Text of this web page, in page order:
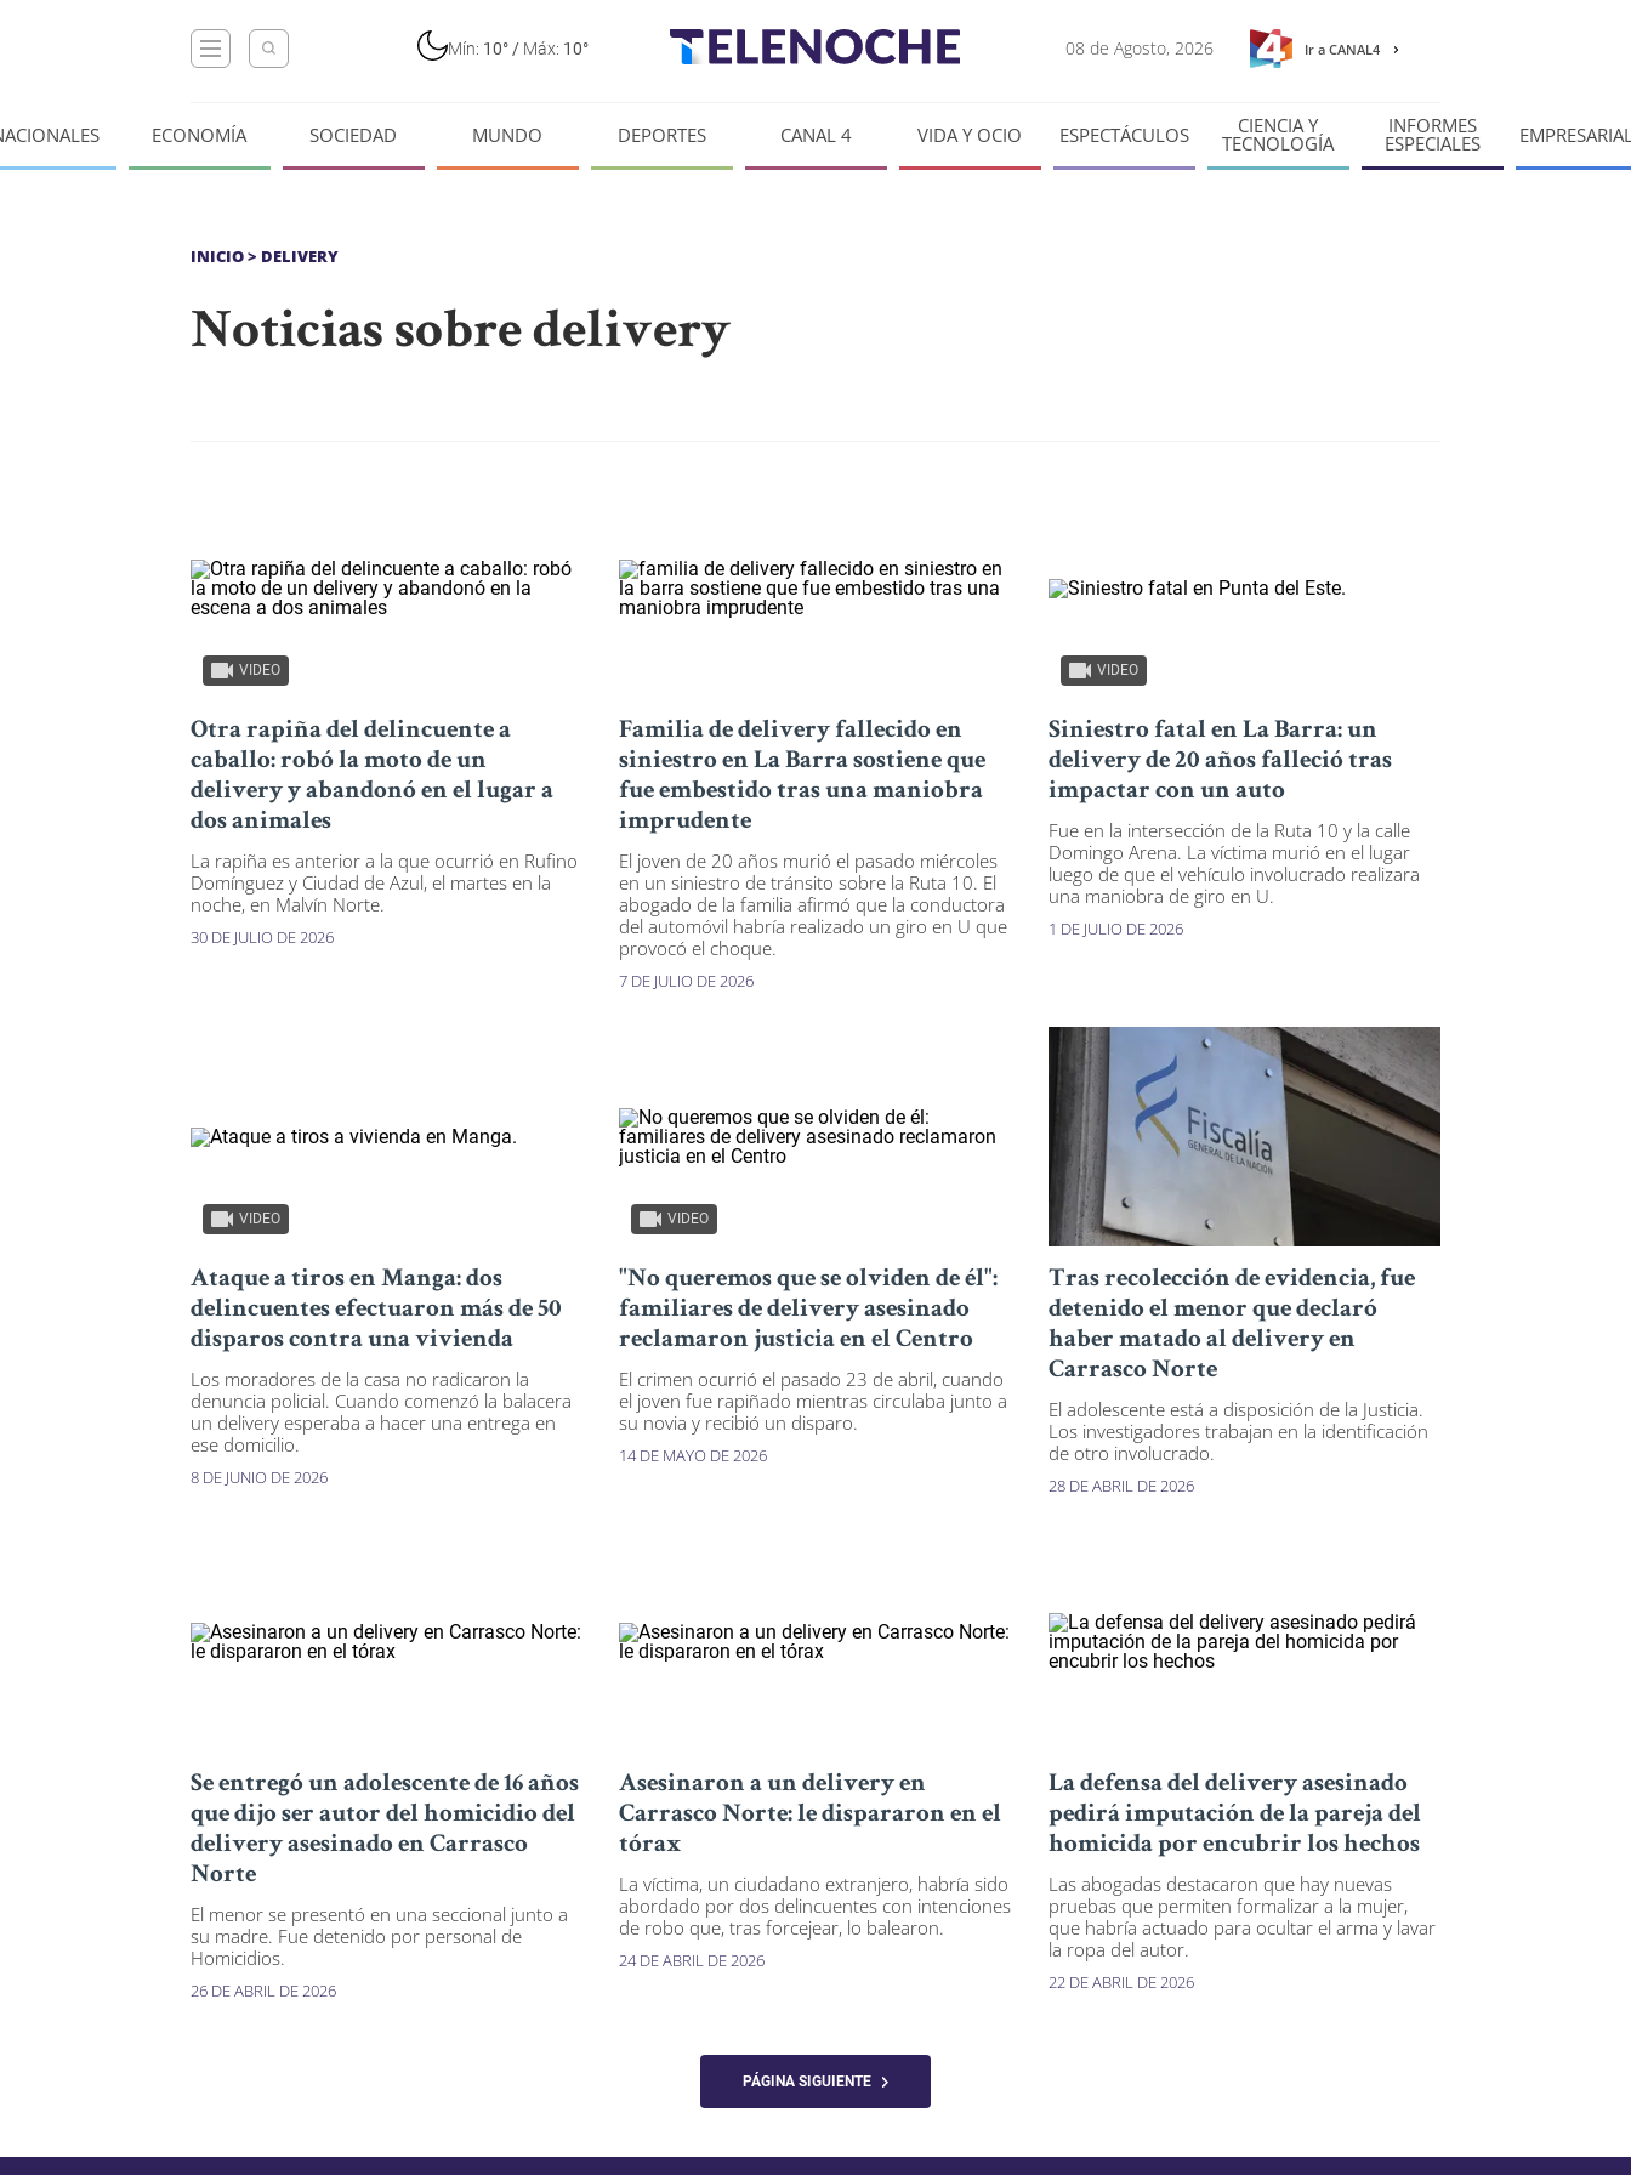
Mín: 10° / Máx: 10° 08 de Agosto, 2026 Ir a CANAL4
ECONOMÍA SOCIEDAD MUNDO DEPORTES CANAL 4 VIDA Y OCIO ESPECTÁCULOS CIENCIA Y
TECNOLOGÍA
INFORMES
ESPECIALES
INICIO> DELIVERY
Noticias sobre delivery
VIDEO
Otra rapiña del delincuente a
caballo: robó la moto de un
delivery y abandonó en el lugar a
dos animales
La rapiña es anterior a la que ocurrió en Rufino
Domínguez y Ciudad de Azul, el martes en la
noche, en Malvín Norte.
30 DE JULIO DE 2026
Familia de delivery fallecido en
siniestro en La Barra sostiene que
fue embestido tras una maniobra
imprudente
El joven de 20 años murió el pasado miércoles
en un siniestro de tránsito sobre la Ruta 10. El
abogado de la familia afirmó que la conductora
del automóvil habría realizado un giro en U que
provocó el choque.
7 DE JULIO DE 2026
VIDEO
Siniestro fatal en La Barra: un
delivery de 20 años falleció tras
impactar con un auto
Fue en la intersección de la Ruta 10 y la calle
Domingo Arena. La víctima murió en el lugar
luego de que el vehículo involucrado realizara
una maniobra de giro en U.
1 DE JULIO DE 2026
VIDEO
Ataque a tiros en Manga: dos
delincuentes efectuaron más de 50
disparos contra una vivienda
Los moradores de la casa no radicaron la
denuncia policial. Cuando comenzó la balacera
un delivery esperaba a hacer una entrega en
ese domicilio.
8 DE JUNIO DE 2026
VIDEO
"No queremos que se olviden de él":
familiares de delivery asesinado
reclamaron justicia en el Centro
El crimen ocurrió el pasado 23 de abril, cuando
el joven fue rapiñado mientras circulaba junto a
su novia y recibió un disparo.
14 DE MAYO DE 2026
Tras recolección de evidencia, fue
detenido el menor que declaró
haber matado al delivery en
Carrasco Norte
El adolescente está a disposición de la Justicia.
Los investigadores trabajan en la identificación
de otro involucrado.
28 DE ABRIL DE 2026
Se entregó un adolescente de 16 años
que dijo ser autor del homicidio del
delivery asesinado en Carrasco
Norte
El menor se presentó en una seccional junto a
su madre. Fue detenido por personal de
Homicidios.
26 DE ABRIL DE 2026
Asesinaron a un delivery en
Carrasco Norte: le dispararon en el
tórax
La víctima, un ciudadano extranjero, habría sido
abordado por dos delincuentes con intenciones
de robo que, tras forcejear, lo balearon.
24 DE ABRIL DE 2026
La defensa del delivery asesinado
pedirá imputación de la pareja del
homicida por encubrir los hechos
Las abogadas destacaron que hay nuevas
pruebas que permiten formalizar a la mujer,
que habría actuado para ocultar el arma y lavar
la ropa del autor.
22 DE ABRIL DE 2026
PÁGINA SIGUIENTE